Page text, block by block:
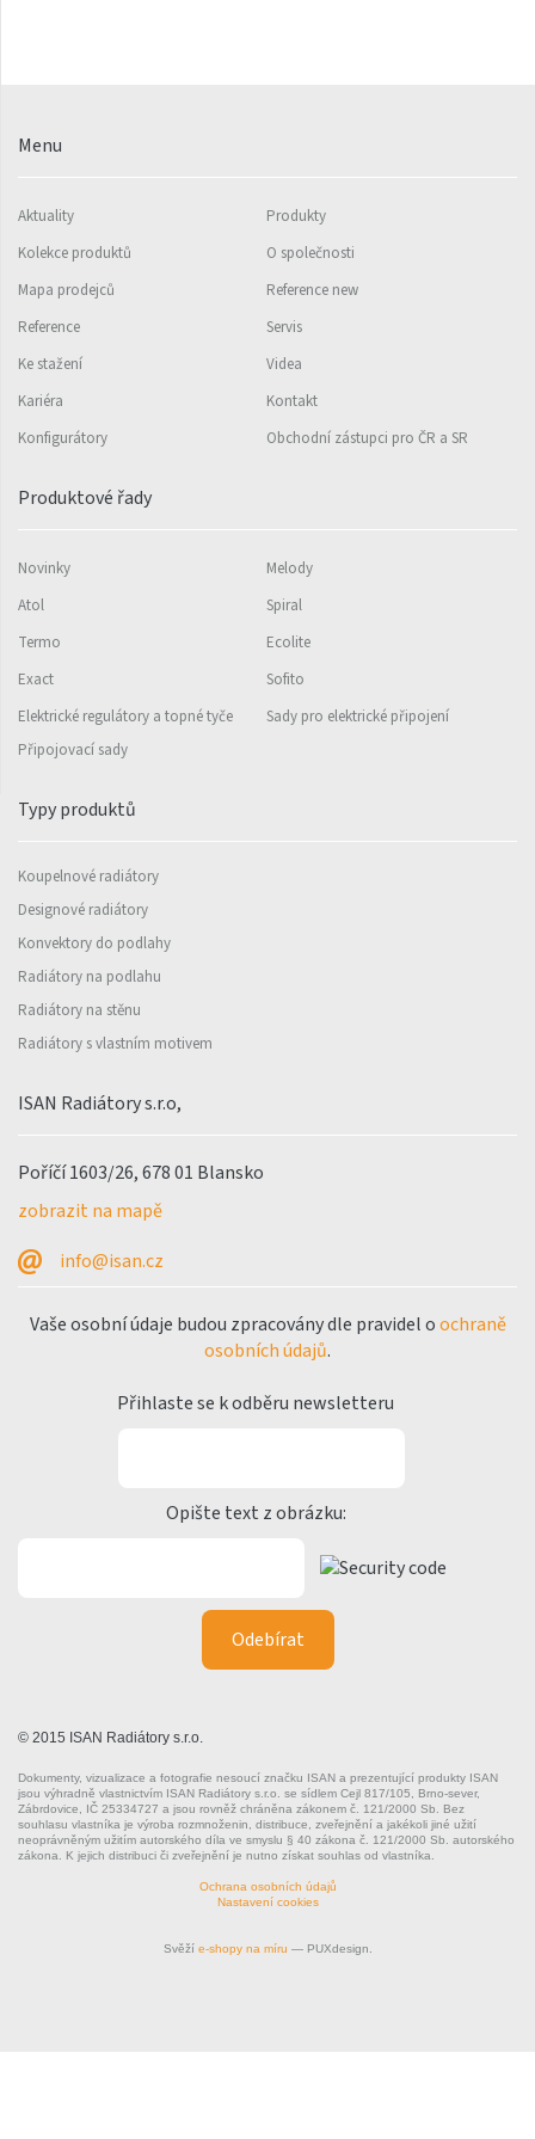
Space
Swing
Swingo
Tongia
Variant
Variant Photo
Zoya Inox
ISAN
Menu
Aktuality
Produkty
Kolekce produktů
O společnosti
Mapa prodejců
Reference new
Reference
Servis
Ke stažení
Videa
Kariéra
Kontakt
Konfigurátory
Obchodní zástupci pro ČR a SR
Produktové řady
Novinky
Melody
Atol
Spiral
Termo
Ecolite
Exact
Sofito
Elektrické regulátory a topné tyče
Sady pro elektrické připojení
Připojovací sady
Typy produktů
Koupelnové radiátory
Designové radiátory
Konvektory do podlahy
Radiátory na podlahu
Radiátory na stěnu
Radiátory s vlastním motivem
ISAN Radiátory s.r.o,
Poříčí 1603/26, 678 01 Blansko
zobrazit na mapě
info@isan.cz
Vaše osobní údaje budou zpracovány dle pravidel oochraně
osobních údajů.
Přihlaste se k odběru newsletteru
Opište text z obrázku:
© 2015 ISAN Radiátory s.r.o.
Dokumenty, vizualizace a fotografie nesoucí značku ISAN a prezentující produkty ISAN
jsou výhradně vlastnictvím ISAN Radiátory s.r.o. se sídlem Cejl 817/105, Brno-sever,
Zábrdovice, IČ 25334727 a jsou rovněž chráněna zákonem č. 121/2000 Sb. Bez
souhlasu vlastníka je výroba rozmnoženin, distribuce, zveřejnění a jakékoli jiné užití
neoprávněným užitím autorského díla ve smyslu § 40 zákona č. 121/2000 Sb. autorského
zákona. K jejich distribuci či zveřejnění je nutno získat souhlas od vlastníka.
Ochrana osobních údajů
Nastavení cookies
Svěží e-shopy na míru — PUXdesign.